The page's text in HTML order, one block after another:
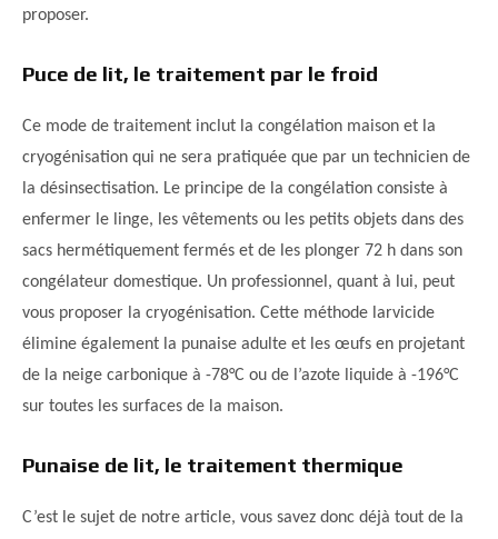
proposer.
Puce de lit, le traitement par le froid
Ce mode de traitement inclut la congélation maison et la
cryogénisation qui ne sera pratiquée que par un technicien de
la désinsectisation. Le principe de la congélation consiste à
enfermer le linge, les vêtements ou les petits objets dans des
sacs hermétiquement fermés et de les plonger 72 h dans son
congélateur domestique. Un professionnel, quant à lui, peut
vous proposer la cryogénisation. Cette méthode larvicide
élimine également la punaise adulte et les œufs en projetant
de la neige carbonique à -78°C ou de l’azote liquide à -196°C
sur toutes les surfaces de la maison.
Punaise de lit, le traitement thermique
C’est le sujet de notre article, vous savez donc déjà tout de la